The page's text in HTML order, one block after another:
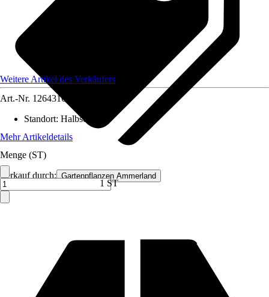
Verkauf durch: Gartenpflanzen Ammerland
Weitere Artikel des Verkäufers
Art.-Nr. 12643168
Standort: Halbschatten
Mehr Artikeldetails
Menge (ST)
1 ST